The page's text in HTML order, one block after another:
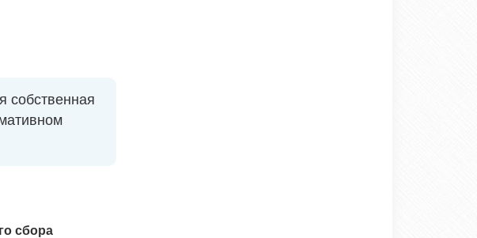
собственная
сбора